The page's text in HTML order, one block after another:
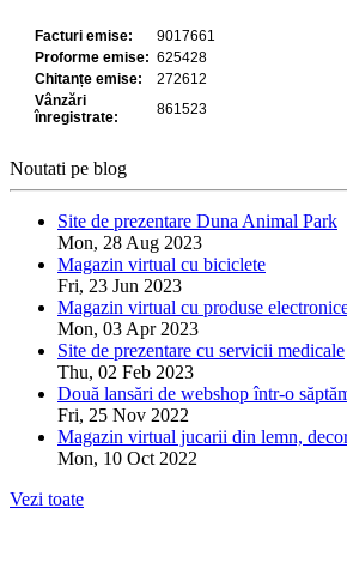
Noutati pe blog
Site de prezentare Duna Animal Park
Mon, 28 Aug 2023
Magazin virtual cu biciclete
Fri, 23 Jun 2023
Magazin virtual cu produse
Mon, 03 Apr 2023
Site de prezentare cu servicii medicale
Thu, 02 Feb 2023
Două lansări de webshop într-o
Fri, 25 Nov 2022
Magazin virtual jucarii din lemn,
Mon, 10 Oct 2022
Vezi toate